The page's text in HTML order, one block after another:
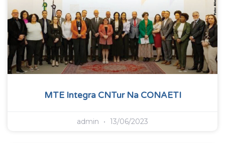
MTE Integra CNTur Na CONAETI
admin 13/06/2023